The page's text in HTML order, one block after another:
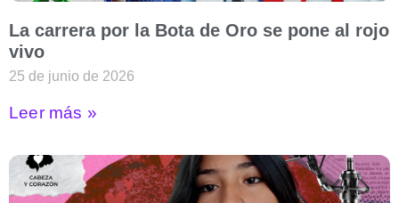
La carrera por la Bota de Oro se pone al rojo
vivo
25 de junio de 2026
Leer más »